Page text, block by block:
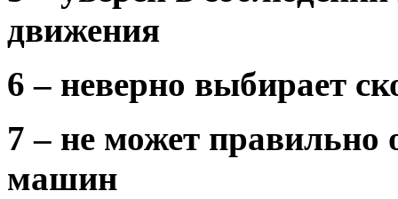
движения
6 – неверно выбирает
7 – не может правильно
машин